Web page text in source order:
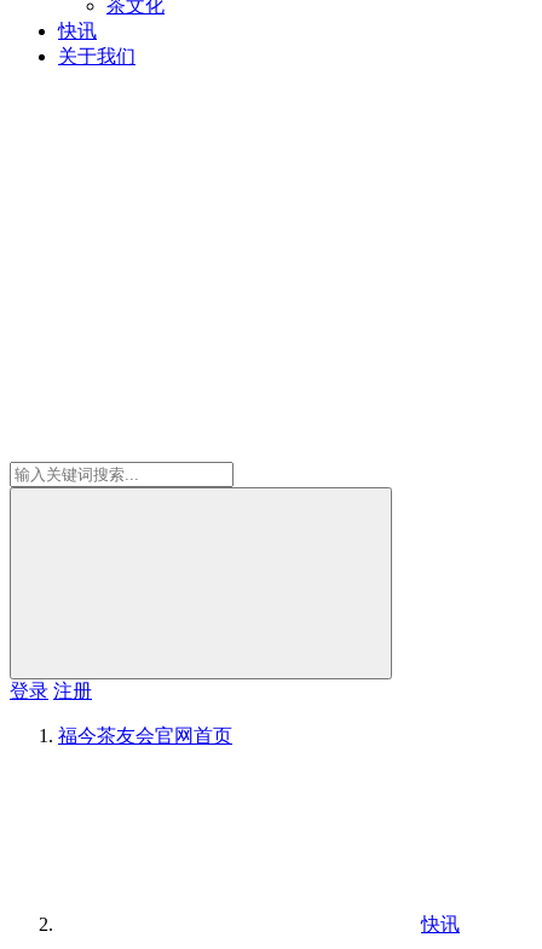
茶文化
快讯
关于我们
登录 注册
福今茶友会官网首页
快讯